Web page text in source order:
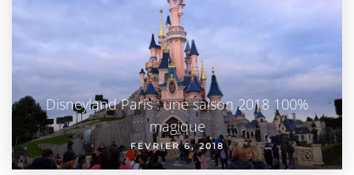
Disneyland Paris : une saison 2018 100%
magique
FÉVRIER 6, 2018